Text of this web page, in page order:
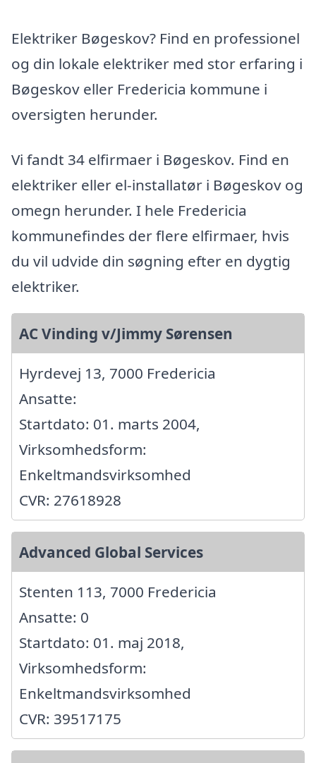
Elektriker Bøgeskov? Find en professionel
og din lokale elektriker med stor erfaring i
Bøgeskov eller Fredericia kommune i
oversigten herunder.
Vi fandt 34 elfirmaer i Bøgeskov. Find en
elektriker eller el-installatør i Bøgeskov og
omegn herunder. I hele Fredericia
kommunefindes der flere elfirmaer, hvis
du vil udvide din søgning efter en dygtig
elektriker.
AC Vinding v/Jimmy Sørensen
Hyrdevej 13, 7000 Fredericia
Ansatte:
Startdato: 01. marts 2004,
Virksomhedsform:
Enkeltmandsvirksomhed
CVR: 27618928
Advanced Global Services
Stenten 113, 7000 Fredericia
Ansatte: 0
Startdato: 01. maj 2018,
Virksomhedsform:
Enkeltmandsvirksomhed
CVR: 39517175